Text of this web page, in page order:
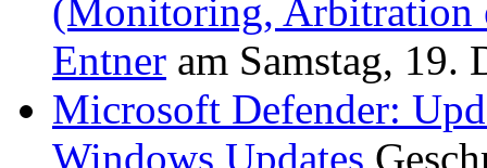
(Monitoring, Arbitration
Entner am Samstag, 19.
Microsoft Defender:
Windows Updates